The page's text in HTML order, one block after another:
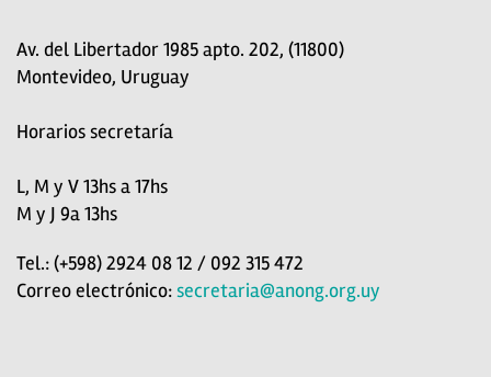
Av. del Libertador 1985 apto. 202, (11800)
Montevideo, Uruguay
Horarios secretaría
L, M y V 13hs a 17hs
M y J 9a 13hs
Tel.: (+598) 2924 08 12 / 092 315 472
Correo electrónico:secretaria@anong.org.uy